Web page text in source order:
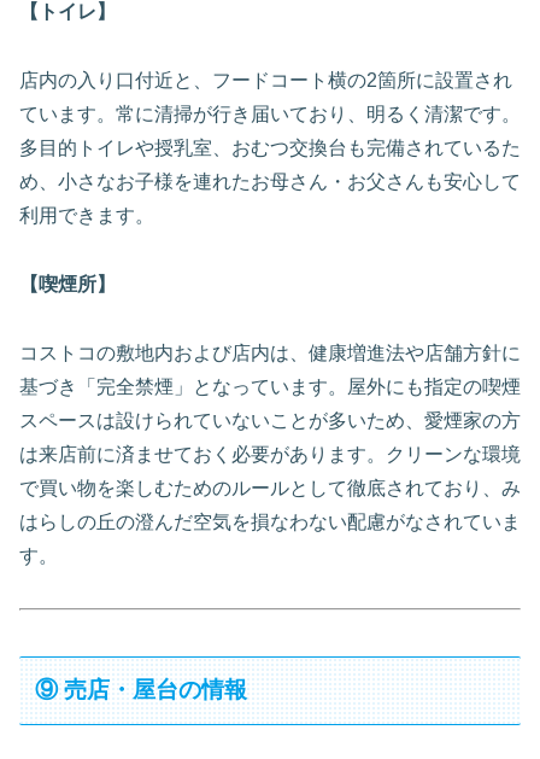
【トイレ】
店内の入り口付近と、フードコート横の2箇所に設置され
ています。常に清掃が行き届いており、明るく清潔です。
多目的トイレや授乳室、おむつ交換台も完備されているた
め、小さなお子様を連れたお母さん・お父さんも安心して
利用できます。
【喫煙所】
コストコの敷地内および店内は、健康増進法や店舗方針に
基づき「完全禁煙」となっています。屋外にも指定の喫煙
スペースは設けられていないことが多いため、愛煙家の方
は来店前に済ませておく必要があります。クリーンな環境
で買い物を楽しむためのルールとして徹底されており、み
はらしの丘の澄んだ空気を損なわない配慮がなされていま
す。
⑨ 売店・屋台の情報